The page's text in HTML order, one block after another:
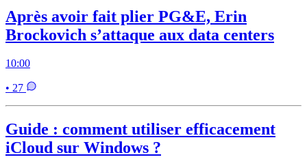
Après avoir fait plier PG&E, Erin
Brockovich s’attaque aux data centers
10:00
• 27
Guide : comment utiliser efficacement
iCloud sur Windows ?